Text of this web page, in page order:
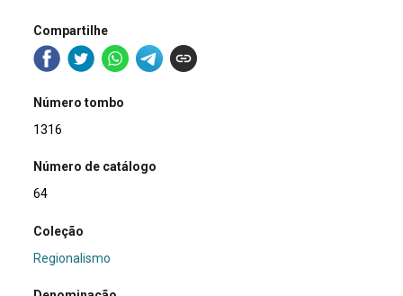
Compartilhe
Número tombo
1316
Número de catálogo
64
Coleção
Regionalismo